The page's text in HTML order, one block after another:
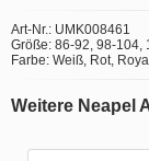
Art-Nr.: UMK008461
Größe: 86-92, 98-104,
Farbe: Weiß, Rot,
Weitere Neapel